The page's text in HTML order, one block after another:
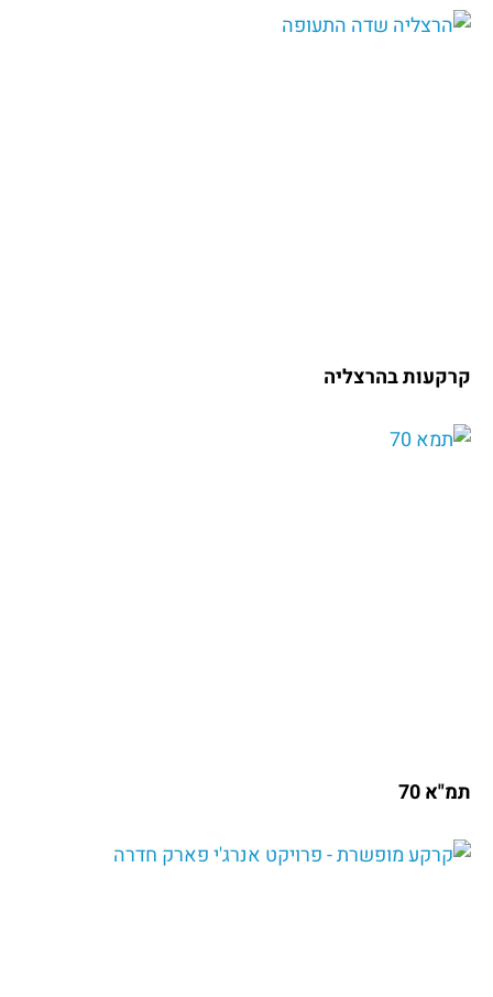
קרקעות בהרצליה
תמ"א 70